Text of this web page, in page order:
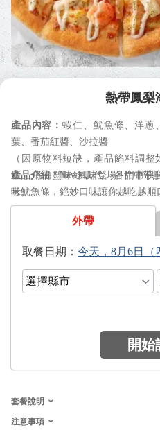
熱帶鳳梨
蝦仁、魷魚條、洋蔥
葉、番茄紅醬、沙拉醬
（因原物料短缺，產品餡料調
缺，將由蟹味絲取代。各門市供
考）
New風味登場!!甜中帶
味魷魚條，絕妙口味讓你越吃越順
外帶
日期：
開始
套餐說明
注意事項